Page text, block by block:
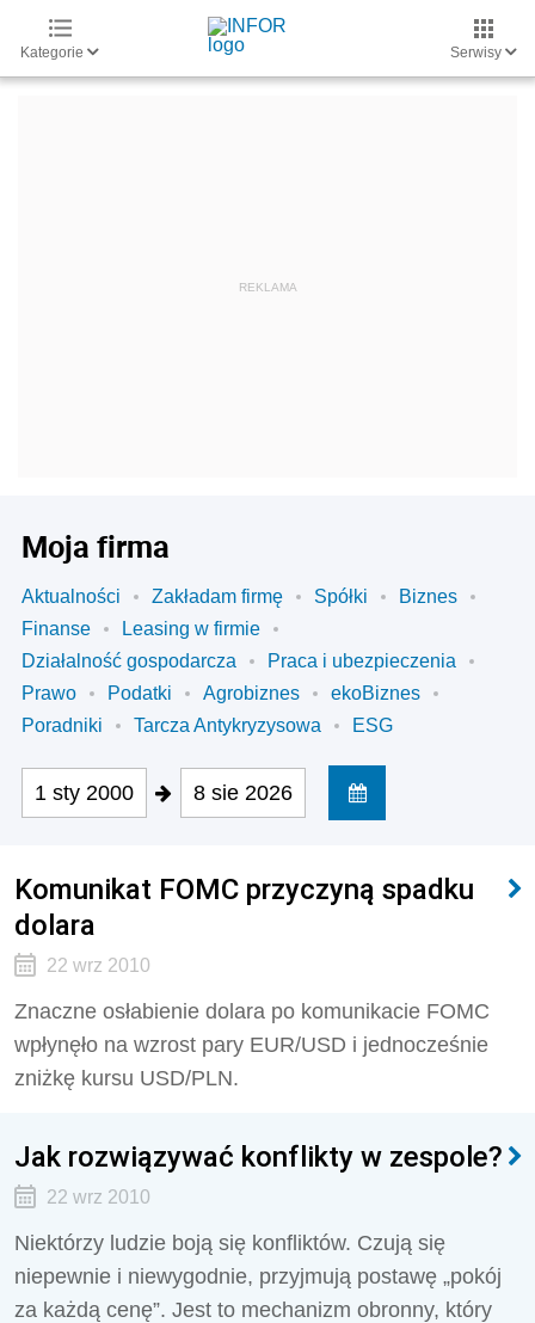
Kategorie Serwisy
Moja firma
Aktualności Zakładam firmę Spółki
Biznes
Finanse
Leasing w firmie
Działalność gospodarcza
Praca i ubezpieczenia
Prawo
Podatki Agrobiznes
ekoBiznes
Poradniki
Tarcza Antykryzysowa ESG
1 sty 2000 8 sie 2026
Komunikat FOMC przyczyną spadku
dolara
22 wrz 2010
Znaczne osłabienie dolara po komunikacie FOMC
wpłynęło na wzrost pary EUR/USD i jednocześnie
zniżkę kursu USD/PLN.
Jak rozwiązywać konflikty w zespole?
22 wrz 2010
Niektórzy ludzie boją się konfliktów. Czują się
niepewnie i niewygodnie, przyjmują postawę „pokój
za każdą cenę”. Jest to mechanizm obronny, który